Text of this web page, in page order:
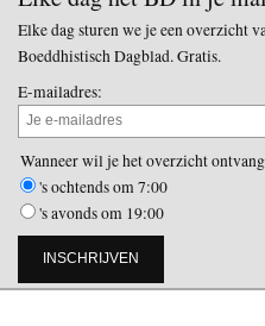
Elke dag sturen we je een overzicht
Boeddhistisch Dagblad. Gratis.
E-mailadres:
Wanneer wil je het overzicht
's ochtends om 7:00
's avonds om 19:00